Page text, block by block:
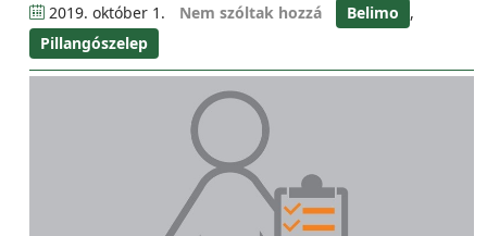
2019. október 1. Nem szóltak hozzá Belimo
,
Pillangószelep